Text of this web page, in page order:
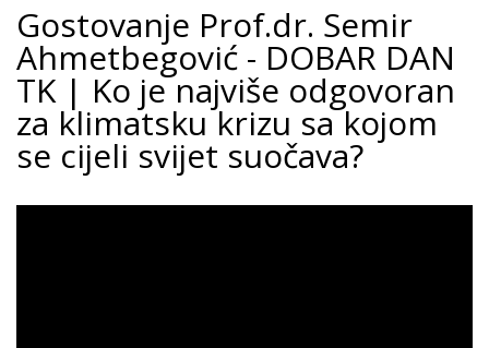
Gostovanje Prof.dr. Semir
Ahmetbegović - DOBAR DAN
TK | Ko je najviše odgovoran
za klimatsku krizu sa kojom
se cijeli svijet suočava?